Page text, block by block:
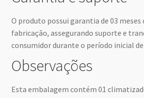
O produto possui garantia de 03
fabricação, assegurando suporte e
consumidor durante o período inicial de
Observações
Esta embalagem contém 01